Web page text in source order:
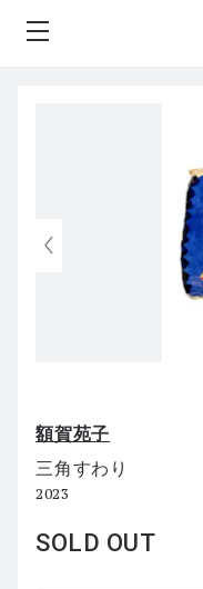
額賀苑子
三角すわり
2023
SOLD OUT